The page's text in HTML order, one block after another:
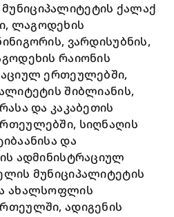
ქალაქ
ლაგოდეხის
ვარდისუბნის,
რაიონის
ერთეულებში,
შიბლიანის,
და კაკაბეთის
სიღნაღის
და
ადმინისტრაციულ
მუნიციპალიტეტის
ახალსოფლის
ადიგენის